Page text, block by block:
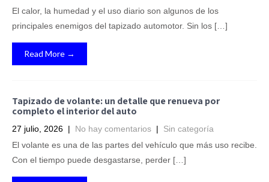
El calor, la humedad y el uso diario son algunos de los
principales enemigos del tapizado automotor. Sin los […]
Read More →
Tapizado de volante: un detalle que renueva por
completo el interior del auto
27 julio, 2026 | No hay comentarios | Sin categoría
El volante es una de las partes del vehículo que más uso recibe.
Con el tiempo puede desgastarse, perder […]